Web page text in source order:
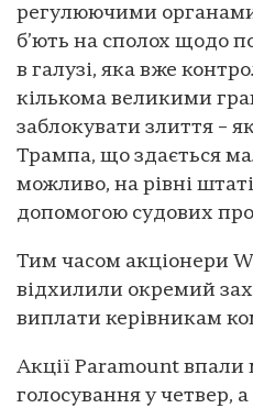
регулюючими
б’ють на сполох щодо
в галузі, яка вже
кількома великими
заблокувати злиття –
Трампа, що здається
можливо, на рівні
допомогою судових
Тим часом акціонери
відхилили окремий
виплати керівникам
Акції Paramount впали
голосування у четвер,